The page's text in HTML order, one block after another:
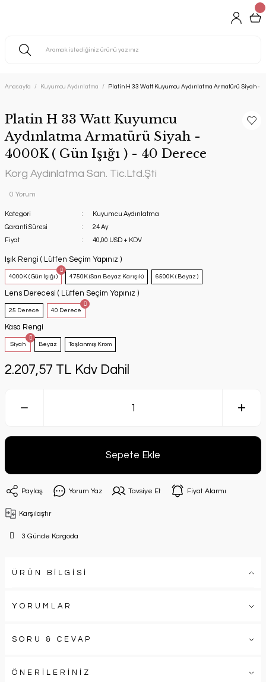
Anasayfa Kuyumcu Aydınlatma Platin H 33 Watt Kuyumcu Aydınlatma Armatürü Siyah -
Platin H 33 Watt Kuyumcu
Aydınlatma Armatürü Siyah -
4000K ( Gün Işığı ) - 40 Derece
Korg Aydınlatma San. Tic.Ltd.Şti
0 Yorum
Kategori
Kuyumcu Aydınlatma
Garanti Süresi
24 Ay
Fiyat
40,00 USD + KDV
Işık Rengi ( Lütfen Seçim Yapınız )
4000K ( Gün Işığı ) 4750K (Sarı Beyaz Karışık) 6500K ( Beyaz )
Lens Derecesi ( Lütfen Seçim Yapınız )
25 Derece 40 Derece
Kasa Rengi
Siyah Beyaz Taşlanmış Krom
2.207,57 TL Kdv Dahil
Sepete Ekle
Paylaş Yorum Yaz Tavsiye Et Fiyat Alarmı
Karşılaştır
3 Günde Kargoda
ÜRÜN BİLGİSİ
YORUMLAR
SORU & CEVAP
ÖNERİLERİNİZ